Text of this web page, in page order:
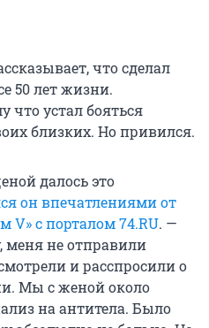
что сделал
50 лет жизни.
что устал бояться
близких. Но привился.
далось это
он впечатлениями от
V» с порталом 74.RU. —
меня не отправили
и расспросили о
Мы с женой около
на антитела. Было